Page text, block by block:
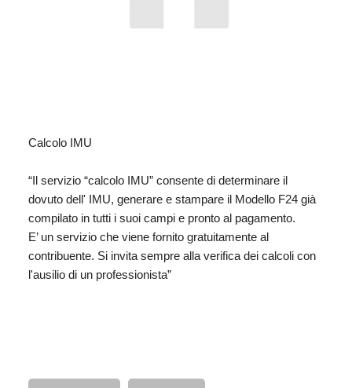
Calcolo IMU
“Il servizio “calcolo IMU” consente di determinare il
dovuto dell' IMU, generare e stampare il Modello F24 già
compilato in tutti i suoi campi e pronto al pagamento.
E’ un servizio che viene fornito gratuitamente al
contribuente. Si invita sempre alla verifica dei calcoli con
l'ausilio di un professionista”